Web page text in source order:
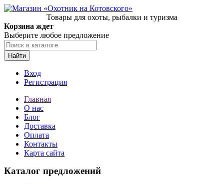
Товары для охоты, рыбалки и туризма
Корзина ждет
Выберите любое предложение
Найти
Вход
Регистрация
Главная
О нас
Блог
Доставка
Оплата
Контакты
Карта сайта
Каталог предложений